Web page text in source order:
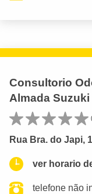
Consultorio
Almada Suzuki
Rua Bra. do Japi,
ver horario
telefone não